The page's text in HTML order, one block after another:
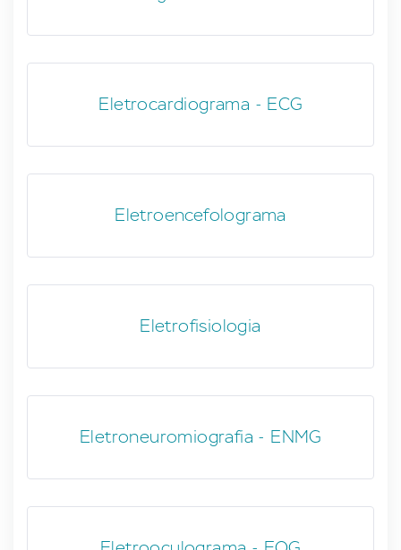
Eletrocardiograma - ECG
Eletroencefolograma
Eletrofisiologia
Eletroneuromiografia - ENMG